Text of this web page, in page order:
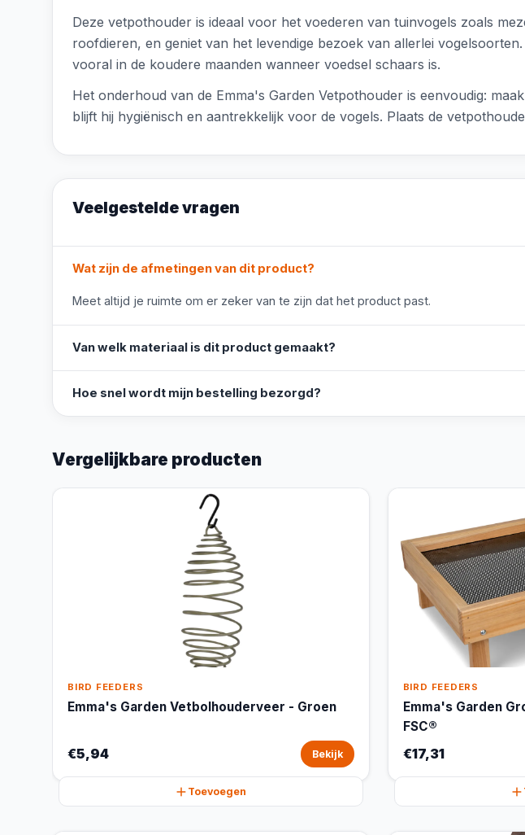
Deze vetpothouder is ideaal voor het voederen van tuinvogels zoals
roofdieren, en geniet van het levendige bezoek van allerlei
vooral in de koudere maanden wanneer voedsel schaars is.
Het onderhoud van de Emma's Garden Vetpothouder is eenvoudig:
blijft hij hygiënisch en aantrekkelijk voor de vogels. Plaats de
Veelgestelde vragen
Wat zijn de afmetingen van dit product?
Meet altijd je ruimte om er zeker van te zijn dat het product past.
Van welk materiaal is dit product gemaakt?
Hoe snel wordt mijn bestelling bezorgd?
Vergelijkbare producten
BIRD FEEDERS
Emma's Garden Vetbolhouderveer - Groen
€5,94 Bekijk
Toevoegen
BIRD FEEDERS
Emma's Garden
FSC®
€17,31